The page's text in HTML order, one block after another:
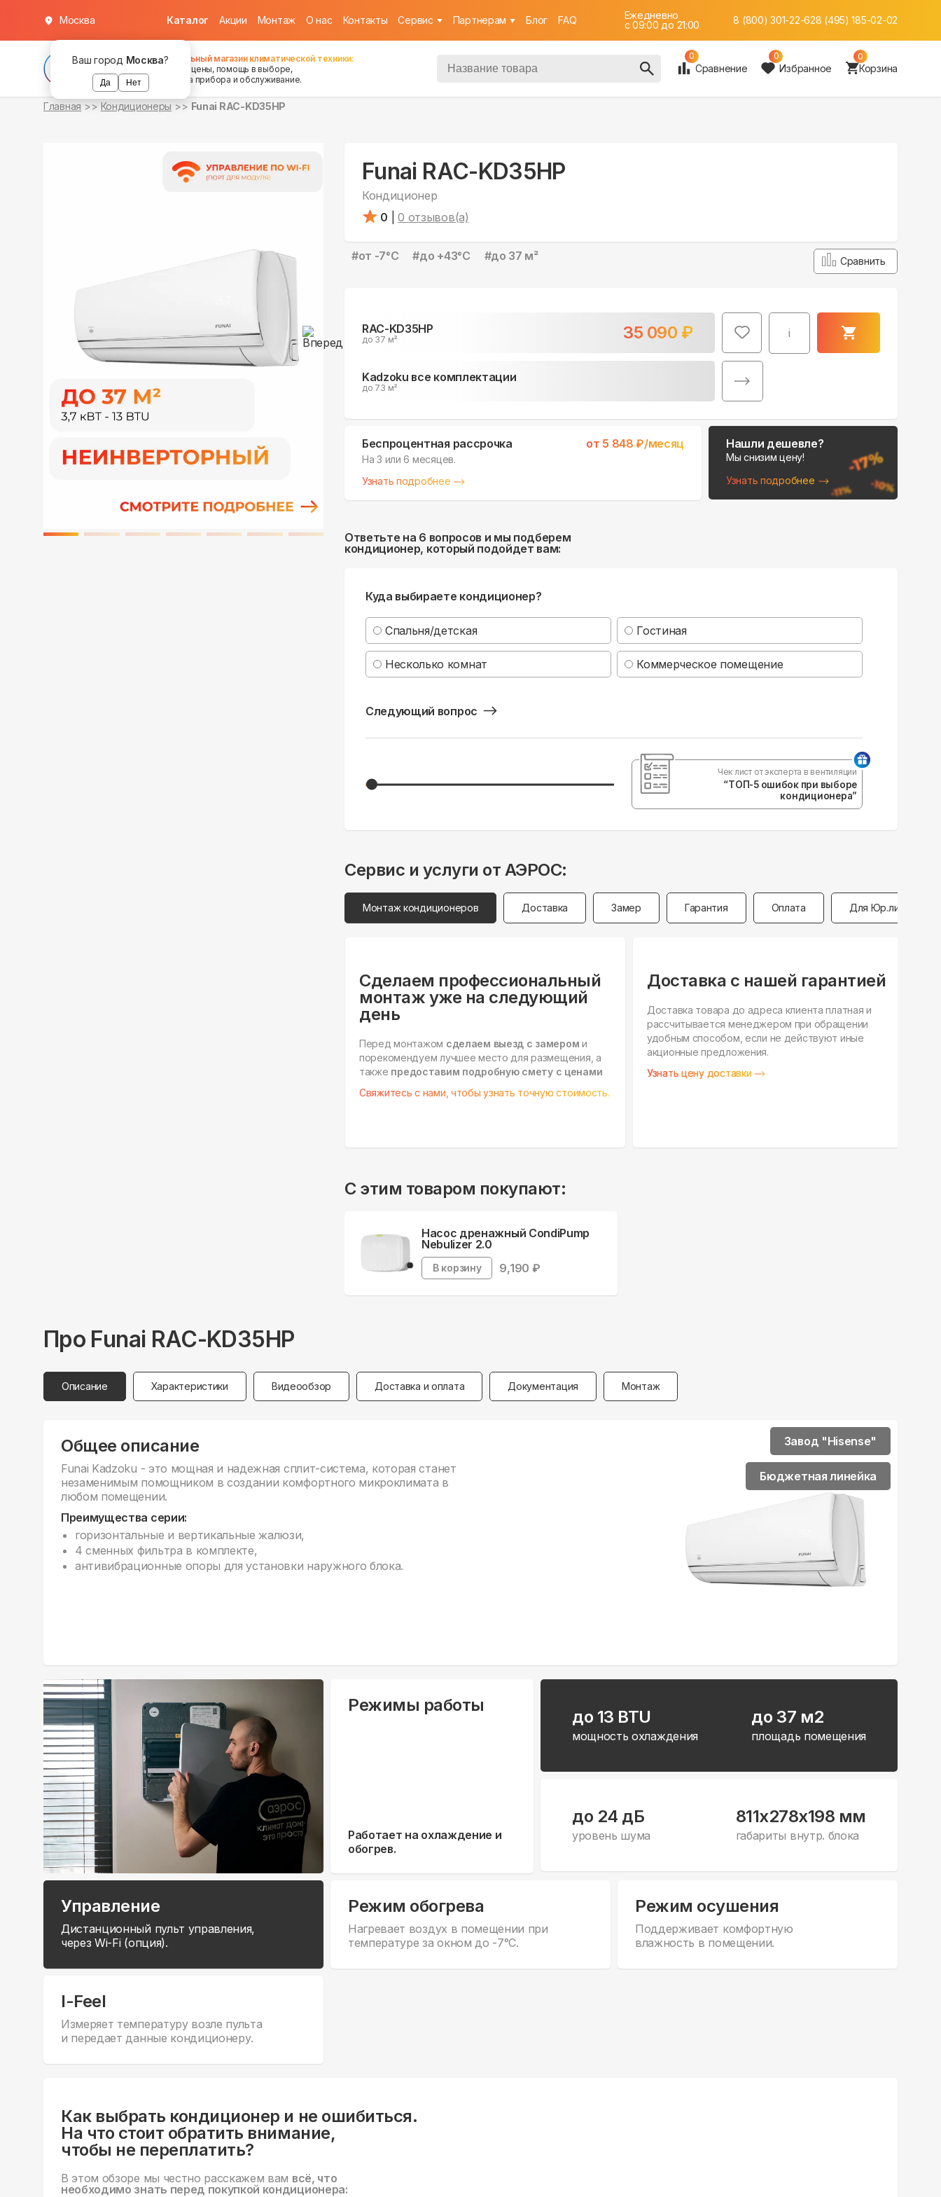
Ваш город Москва?
Да Нет
Москва Каталог Акции Монтаж О нас Контакты Cервис Партнерам Блог FAQ
Ежедневно
c 09:00 до 21:00
8 (800) 301-22-628 (495) 185-02-02
Федеральный магазин климатической техники:
хорошие цены, помощь в выборе,
установка прибора и обслуживание.
0
Сравнение
0
Избранное
0
Корзина
Главная Кондиционеры Funai RAC-KD35HP
Поможем выбрать
место для монтажа:
В Telegram
Funai RAC-KD35HP
Кондиционер
0
0 отзывов(а)
#от -7°С #до +43°С #до 37 м² Сравнить
RAC-KD35HP
до 37 м² 35 090 ₽ i
в наличии
Kadzoku все комплектации
до 73 м²
в наличии
Беспроцентная рассрочка от 5 848 ₽/месяц
На 3 или 6 месяцев.
Узнать подробнее
Нашли дешевле?
Мы снизим цену!
Узнать подробнее
Ответьте на 6 вопросов и мы подберем
кондиционер, который подойдет вам:
Куда выбираете кондиционер?
Спальня/детская Гостиная
Несколько комнат Коммерческое помещение
Следующий вопрос
Чек лист от эксперта в вентиляции
“ТОП-5 ошибок при выборе
кондиционера”
Сервис и услуги от АЭРОС:
Монтаж кондиционеров Доставка Замер Гарантия Оплата Для Юр.лиц
Сделаем профессиональный
монтаж уже на следующий
день
Перед монтажом сделаем выезд с замером и
порекомендуем лучшее место для размещения, а
также предоставим подробную смету с ценами
Свяжитесь с нами, чтобы узнать точную стоимость.
Доставка с нашей гарантией
Доставка товара до адреса клиента платная и
рассчитывается менеджером при обращении
удобным способом, если не действуют иные
акционные предложения.
Узнать цену доставки
С этим товаром покупают:
Насос дренажный CondiPump
Nebulizer 2.0
В корзину 9,190 ₽
Про Funai RAC-KD35HP
Описание Характеристики Видеообзор Доставка и оплата Документация Монтаж
Общее описание
Funai Kadzoku - это мощная и надежная сплит-система, которая станет
незаменимым помощником в создании комфортного микроклимата в
любом помещении.
Преимущества серии:
горизонтальные и вертикальные жалюзи,
4 сменных фильтра в комплекте,
антивибрационные опоры для установки наружного блока.
Завод "Hisense"
Бюджетная линейка
Режимы работы
Работает на охлаждение и
обогрев.
до 13 BTU
мощность охлаждения
до 37 м2
площадь помещения
до 24 дБ
уровень шума
811x278x198 мм
габариты внутр. блока
Управление
Дистанционный пульт управления,
через Wi-Fi (опция).
Режим обогрева
Нагревает воздух в помещении при
температуре за окном до -7°С.
Режим осушения
Поддерживает комфортную
влажность в помещении.
I-Feel
Измеряет температуру возле пульта
и передает данные кондиционеру.
Как выбрать кондиционер и не ошибиться.
На что стоит обратить внимание,
чтобы не переплатить?
В этом обзоре мы честно расскажем вам всё, что
необходимо знать перед покупкой кондиционера: